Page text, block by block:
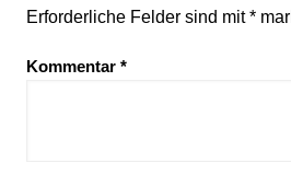
Erforderliche Felder sind mit*
Kommentar *